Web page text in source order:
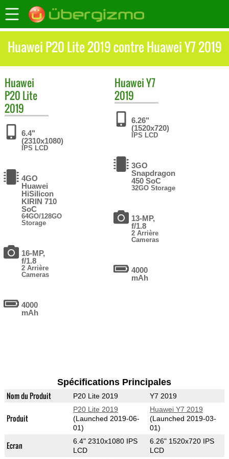
Huawei P20 Lite 2019 contre Huawei Y7 2019
Huawei
P20 Lite
2019
6.4"
(2310x1080)
IPS LCD
4GO
Huawei
HiSilicon
KIRIN 710
SoC
64GO/128GO
Storage
16-MP,
f/1.8
2 Arrière
Cameras
4000
mAh
HuaweiY7
2019
6.26"
(1520x720)
IPS LCD
3GO
Snapdragon
450 SoC
32GO Storage
13-MP,
f/1.8
2 Arrière
Cameras
4000
mAh
Spécifications Principales
Nom du Produit P20 Lite 2019 Y7 2019
Produit
P20 Lite 2019
(Launched 2019-06-
01)
Huawei Y7 2019
(Launched 2019-03-
01)
Ecran
6.4" 2310x1080 IPS
LCD
6.26" 1520x720 IPS
LCD